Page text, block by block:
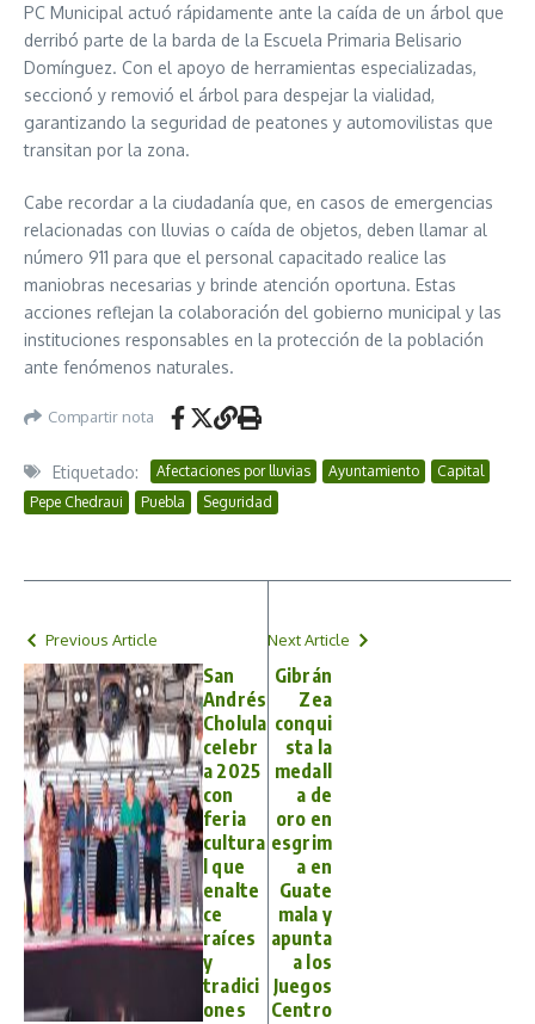
PC Municipal actuó rápidamente ante la caída de un árbol que
derribó parte de la barda de la Escuela Primaria Belisario
Domínguez. Con el apoyo de herramientas especializadas,
seccionó y removió el árbol para despejar la vialidad,
garantizando la seguridad de peatones y automovilistas que
transitan por la zona.
Cabe recordar a la ciudadanía que, en casos de emergencias
relacionadas con lluvias o caída de objetos, deben llamar al
número 911 para que el personal capacitado realice las
maniobras necesarias y brinde atención oportuna. Estas
acciones reflejan la colaboración del gobierno municipal y las
instituciones responsables en la protección de la población
ante fenómenos naturales.
Compartir nota
Etiquetado: Afectaciones por lluvias Ayuntamiento
Capital
Pepe Chedraui
Puebla Seguridad
Previous Article
San
Andrés
Cholula
celebr
a 2025
con
feria
cultura
l que
enalte
ce
raíces
y
tradici
ones
Next Article
Gibrán
Zea
conqui
sta la
medall
a de
oro en
esgrim
a en
Guate
mala y
apunta
a los
Juegos
Centro